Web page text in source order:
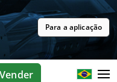
Para a aplicação
Vender